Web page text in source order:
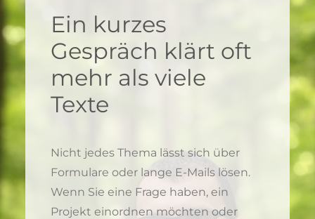
Ein kurzes
Gespräch klärt oft
mehr als viele
Texte
Nicht jedes Thema lässt sich über
Formulare oder lange E-Mails lösen.
Wenn Sie eine Frage haben, ein
Projekt einordnen möchten oder